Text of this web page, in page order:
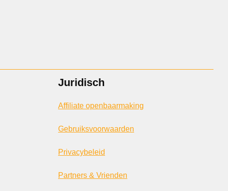
Juridisch
Affiliate openbaarmaking
Gebruiksvoorwaarden
Privacybeleid
Partners & Vrienden